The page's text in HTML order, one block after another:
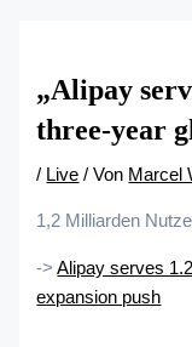
„Alipay
three-year
/ Live / Von Marcel
1,2 Milliarden
->Alipay serves
expansion push